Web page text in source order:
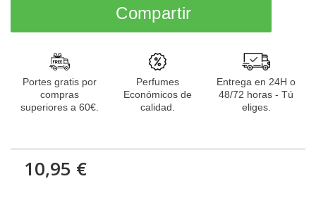
Compartir
Portes gratis por
compras
superiores a 60€.
Perfumes
Económicos de
calidad.
Entrega en 24H o
48/72 horas - Tú
eliges.
10,95 €